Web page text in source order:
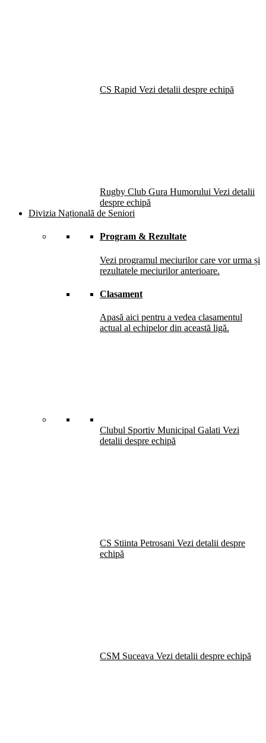
CS Rapid Vezi detalii despre echipă
Rugby Club Gura Humorului Vezi detalii
despre echipă
Divizia Națională de Seniori
Program & Rezultate
Vezi programul meciurilor care vor urma și
rezultatele meciurilor anterioare.
Clasament
Apasă aici pentru a vedea clasamentul
actual al echipelor din această ligă.
Clubul Sportiv Municipal Galati Vezi
detalii despre echipă
CS Stiinta Petrosani Vezi detalii despre
echipă
CSM Suceava Vezi detalii despre echipă